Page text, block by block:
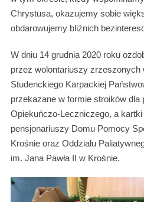
Chrystusa, okazujemy sobie
obdarowujemy bliźnich
W dniu 14 grudnia 2020 roku
przez wolontariuszy zrzeszonych
Studenckiego Karpackiej
przekazane w formie stroików dla
Opiekuńczo-Leczniczego, a kartki
pensjonariuszy Domu Pomocy
Krośnie oraz Oddziału
im. Jana Pawła II w Krośnie.